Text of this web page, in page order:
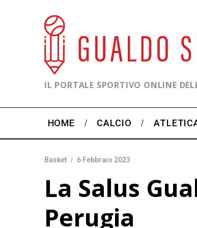
IL PORTALE SPORTIVO ONLINE
HOME CALCIO
Basket 6 Febbraio 2023
La Salus
Perugia